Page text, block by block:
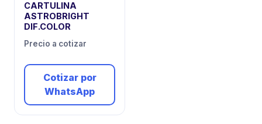
CARTULINA
ASTROBRIGHT
DIF.COLOR
Precio a cotizar
Cotizar por
WhatsApp